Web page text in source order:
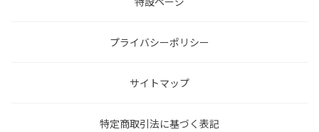
プライバシーポリシー
サイトマップ
特定商取引法に基づく表記